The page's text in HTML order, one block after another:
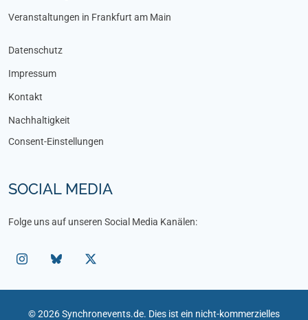
Veranstaltungen in Frankfurt am Main
Datenschutz
Impressum
Kontakt
Nachhaltigkeit
Consent-Einstellungen
SOCIAL MEDIA
Folge uns auf unseren Social Media Kanälen:
© 2026 Synchronevents.de. Dies ist ein nicht-kommerzielles